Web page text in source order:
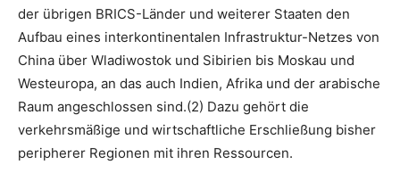
der übrigen BRICS-Länder und weiterer Staaten den
Aufbau eines interkontinentalen Infrastruktur-Netzes von
China über Wladiwostok und Sibirien bis Moskau und
Westeuropa, an das auch Indien, Afrika und der arabische
Raum angeschlossen sind.(2) Dazu gehört die
verkehrsmäßige und wirtschaftliche Erschließung bisher
peripherer Regionen mit ihren Ressourcen.